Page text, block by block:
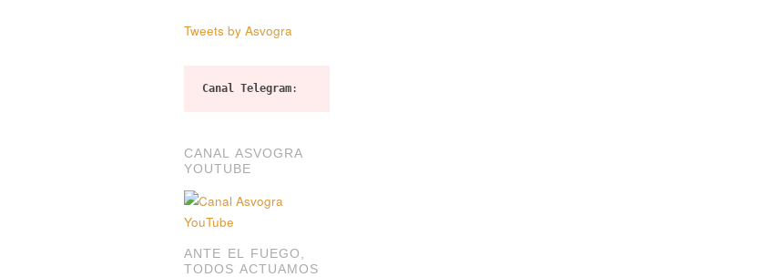
Tweets by Asvogra
Canal Telegram:
CANAL ASVOGRA
YOUTUBE
ANTE EL FUEGO,
TODOS ACTUAMOS